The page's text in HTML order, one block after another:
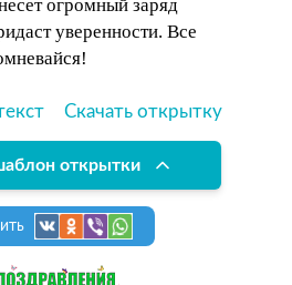
огромный заряд
уверенности. Все
Скачать открытку
открытки